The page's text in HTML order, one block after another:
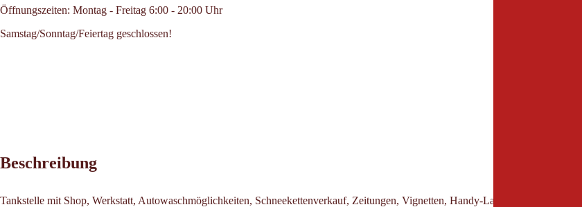
Öffnungszeiten: Montag - Freitag 6:00 - 20:00 Uhr
Samstag/Sonntag/Feiertag geschlossen!
Beschreibung
Tankstelle mit Shop, Werkstatt, Autowaschmöglichkeiten, Schneekettenverkauf, Zeitungen, Vignetten, Handy-Ladebons, Zigaretten,...